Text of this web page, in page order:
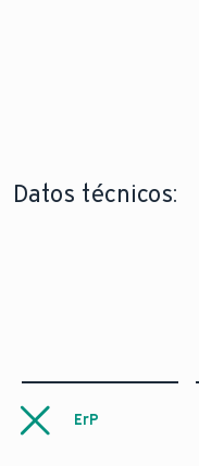
Datos técnicos:
ErP